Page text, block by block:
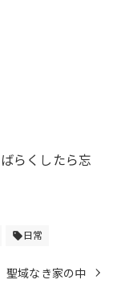
らくしたら忘
sell日常
聖域なき家の中